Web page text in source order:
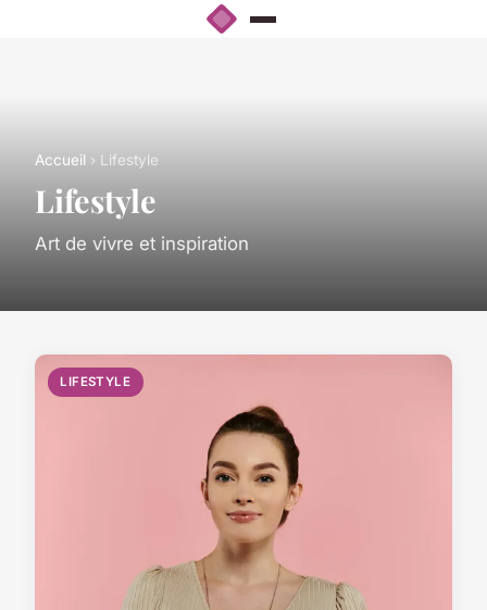
Accueil › Lifestyle
Lifestyle
Art de vivre et inspiration
LIFESTYLE